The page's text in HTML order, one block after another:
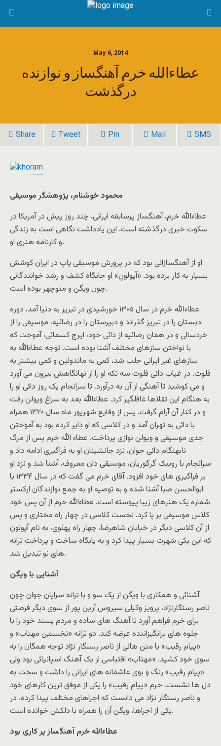
May 6, 2014
عطاءالله خرم آهنگساز و نوازنده
درگذشت
Share Tweet Pin Mail SMS
محمود خوشنام، پژوهشگر موسیقی
عطاءالله خرم، آهنگساز پرسابقه ایرانی، چند روز پیش در آمریکا در
سکوت خبری درگذشته است. این یادداشت نگاهی است به زندگی
و کارنامه هنری او.
او از آهنگسازانی بود که در پرورش موسیقی پاپ در ایران کوشش
بسیار به کار برده بود. «آپولونِ» او جایگاه کشف و رشد خوانندگانی
چون ویگن و منوچهر بوده است.
عطاءالله خرم در سال ۱۳۰۵ خورشیدی در تبریز به دنیا آمد، دوره
دبستان را در تبریز گذراند و دبیرستان را در رضائیه. موسیقی را از
خردسالی و در همان رضائیه از دائی خود، ایرج کسمائی، آموخت که
با نواختن سازهای مختلف آشنا بوده است. توجه عطاءالله به
سازهای غیر ایرانی جلب شد، کمی به ماندولین و کمی بیشتر به
فلوت. در غیاب دائی فلوت سه تکه او را از نهانگاهش بیرون می آورد
و می کوشید تا آهنگی از آن به درآورد. تا سرانجام یک روز دائی او را
به هنگام این تقلاها غافلگیر کرد. عطاءالله بعد به سراغ ویولن رفت
و در کنار آن آرام گرفت. پس از وقایع شهریور ماه سال ۱۳۲۰ همراه
با دائی به تهران آمد و در کلاسی که او دایر کرده بود به آموختن
جدی موسیقی و ویولن نوازی پرداخت. عطاء الله خرم پس از مرگ
نابهنگام دائی جوان، نزد جانشینان او به فراگیری ادامه داد و
سرانجام با روبیک گرگوریان، موسیقی دان معروف، آشنا شد و نزد او
بر فراگیری های خود افزود. آقای خرم می گفت که در سال ۱۳۳۴ با
ابوالحسن صبا آشنا شده و به توصیه او به جمع نوازندگان ارکستر
شماره یک هنرهای زیبا پیوسته است. عطاءالله خرم از آن پس خود
کلاس موسیقی بر پا کرد. نخست کلاسی در چهار راه مختاری و پس
از آن کلاسی دیگر در خیابان شاهرضا، چهار راه پهلوی، به نام آپولون
که این یکی شهرت بسیار پیدا کرد و به پایگاه ساخت و پرداخت ترانه
های نو تبدیل شد.
آشنایی با ویگن
آشنائی و همکاری با ویگن از یک سو و با ترانه سرایان جوان چون
ناصر رستگارنژاد، پرویز وکیلی سیروس آرین پور از سوی دیگر فرصتی
برای خرم فراهم آورد تا آهنگ های ساده و مردم پسند خود را با
جلوه های برانگیزاننده عرضه کند. دو ترانه «نخستین مهتاب» و
«پیام رقیب» با متن هائی از ناصر رستگار نژاد توجه همگان را به
سوی خود کشید. «مهتاب» اقتباسی از یک آهنگ اسپانیائی بود ولی
«پیام رقیب» رنگ و بوی عاشقانه های ایرانی را داشت و سخت به
دل ها نشست. خرم «پیام رقیب» را یکی از موفق ترین کارهای خود
و ناصر رستگار نژاد می دانست که اجراهای مختلف پیدا کرده. در
یکی از اجراها، ویگن آن را همراه با دلکش خوانده است.
عطاءالله خرم آهنگساز پر کاری بود